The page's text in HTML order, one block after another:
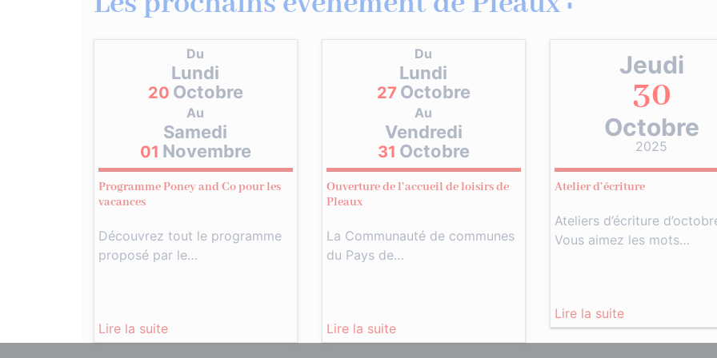
Du
Lundi
20 Octobre
Au
Samedi
01 Novembre
Programme Poney and Co pour les
vacances
Découvrez tout le programme
proposé par le…
Lire la suite
Du
Lundi
27 Octobre
Au
Vendredi
31 Octobre
Ouverture de l’accueil de loisirs de
Pleaux
La Communauté de communes
du Pays de…
Lire la suite
Jeudi
30
Octobre
2025
Atelier d’écriture
Ateliers d’écriture
Vous aimez les mots…
Lire la suite